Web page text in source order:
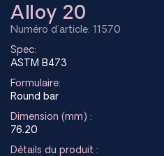
Alloy 20
Numéro d'article: 11570
Spec:
ASTM B473
Formulaire:
Round bar
Dimension (mm) :
76.20
Détails du produit :